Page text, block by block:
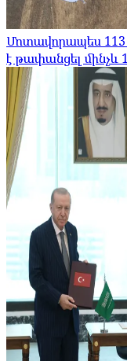
Մոտավորապես 113
է թափանցել մինչև